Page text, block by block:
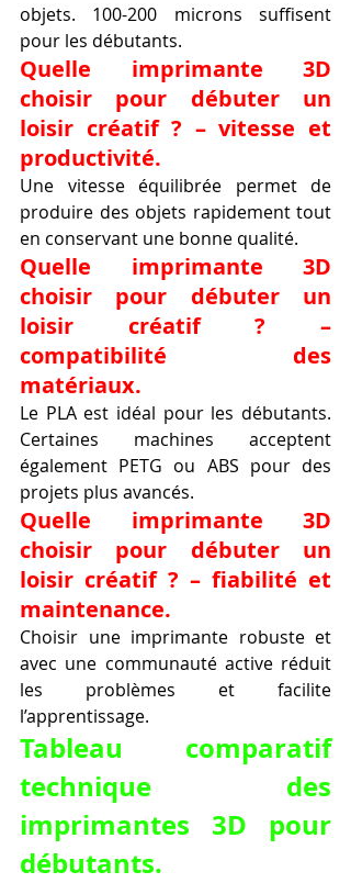
objets. 100-200 microns suffisent
pour les débutants.
Quelle imprimante 3D
choisir pour débuter un
loisir créatif ? – vitesse et
productivité.
Une vitesse équilibrée permet de
produire des objets rapidement tout
en conservant une bonne qualité.
Quelle imprimante 3D
choisir pour débuter un
loisir créatif ? –
compatibilité des
matériaux.
Le PLA est idéal pour les débutants.
Certaines machines acceptent
également PETG ou ABS pour des
projets plus avancés.
Quelle imprimante 3D
choisir pour débuter un
loisir créatif ? – fiabilité et
maintenance.
Choisir une imprimante robuste et
avec une communauté active réduit
les problèmes et facilite
l’apprentissage.
Tableau comparatif
technique des
imprimantes 3D pour
débutants.